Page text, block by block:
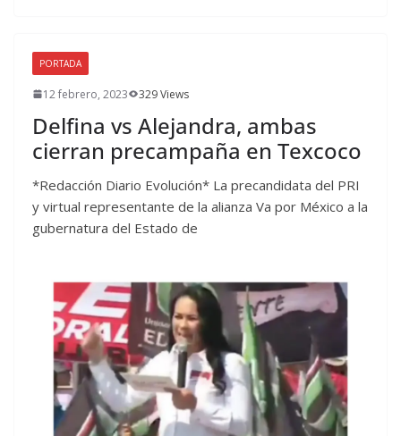
PORTADA
12 febrero, 2023 329 Views
Delfina vs Alejandra, ambas
cierran precampaña en Texcoco
*Redacción Diario Evolución* La precandidata del PRI
y virtual representante de la alianza Va por México a la
gubernatura del Estado de